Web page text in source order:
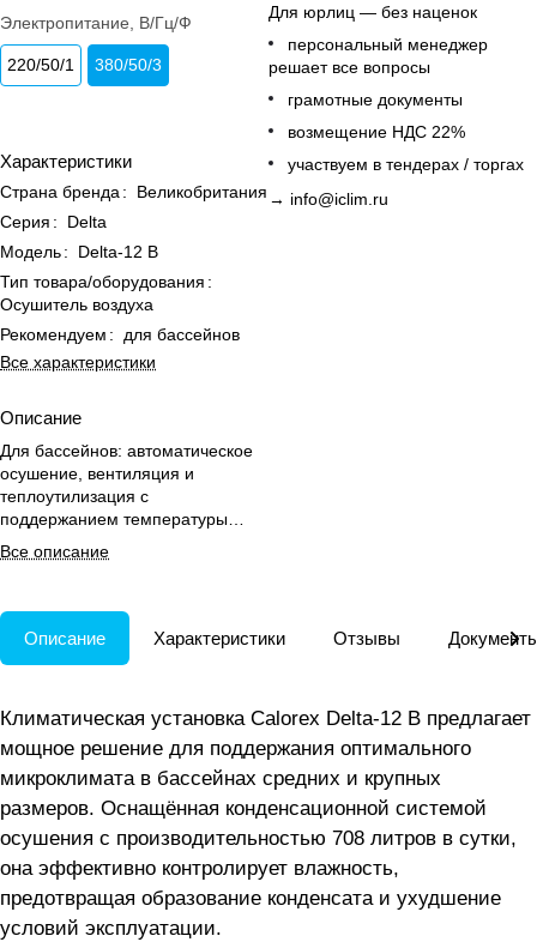
Электропитание, В/Гц/Ф
220/50/1 380/50/3
Характеристики
Страна бренда :
Великобритания
Серия :
Delta
Модель:
Delta-12 B
Тип товара/оборудования :
Осушитель воздуха
Рекомендуем :
для бассейнов
Все характеристики
Описание
Для бассейнов: автоматическое
осушение, вентиляция и
теплоутилизация с
поддержанием температуры
воздуха и воды, возможна
интеграция в «умный дом».
Все описание
Для юрлиц — без наценок
персональный менеджер
решает все вопросы
грамотные документы
возмещение НДС 22%
участвуем в тендерах / торгах
→ info@iclim.ru
Описание Характеристики Отзывы
Климатическая установка Calorex Delta-12 B предлагает
мощное решение для поддержания оптимального
микроклимата в бассейнах средних и крупных
размеров. Оснащённая конденсационной системой
осушения с производительностью 708 литров в сутки,
она эффективно контролирует влажность,
предотвращая образование конденсата и ухудшение
условий эксплуатации.